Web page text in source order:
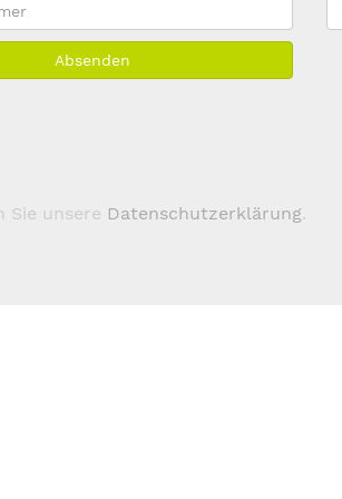
Absenden
Sie unsere Datenschutzerklärung.